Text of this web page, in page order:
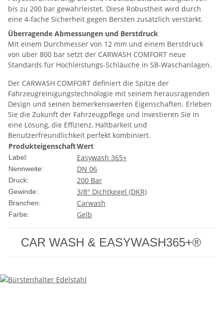
bis zu 200 bar gewährleistet. Diese Robustheit wird durch
eine 4-fache Sicherheit gegen Bersten zusätzlich verstärkt.
Überragende Abmessungen und Berstdruck
Mit einem Durchmesser von 12 mm und einem Berstdruck
von über 800 bar setzt der CARWASH COMFORT neue
Standards für Hochleistungs-Schläuche in SB-Waschanlagen.
Der CARWASH COMFORT definiert die Spitze der
Fahrzeugreinigungstechnologie mit seinem herausragenden
Design und seinen bemerkenswerten Eigenschaften. Erleben
Sie die Zukunft der Fahrzeugpflege und investieren Sie in
eine Lösung, die Effizienz, Haltbarkeit und
Benutzerfreundlichkeit perfekt kombiniert.
ProdukteigenschaftWert
Label: Easywash 365+
Nennweite: DN 06
Druck: 200 Bar
Gewinde: 3/8" Dichtkegel (DKR)
Branchen: Carwash
Farbe: Gelb
CAR WASH & EASYWASH365+®